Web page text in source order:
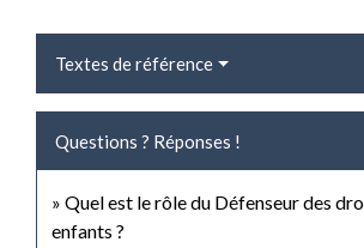
Textes de référence
Questions ? Réponses !
Quel est le rôle du Défenseur des
enfants ?